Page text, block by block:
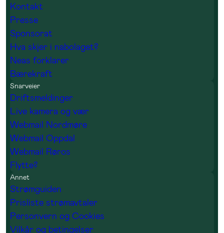
Kontakt
Presse
Sponsorat
Hva skjer i nabolaget?
Neas forklarer
Bærekraft
Snarveier
Driftsmeldinger
Live kamera og vær
Webmail Nordmøre
Webmail Oppdal
Webmail Røros
Flytte?
Annet
Strømguiden
Prisliste strømavtaler
Personvern og Cookies
Vilkår og betingelser